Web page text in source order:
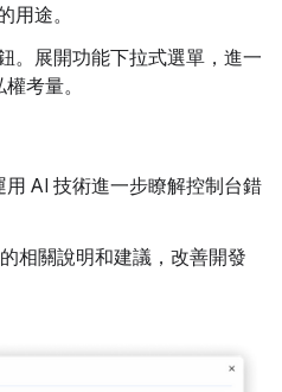
用途。
。展開功能下拉式選單，進一
考量。
用 AI 技術進一步瞭解控制台錯
相關說明和建議，改善開發